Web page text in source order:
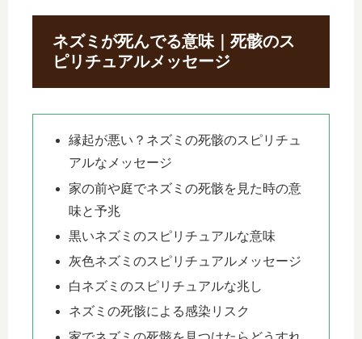
ネズミが死んでる意味｜死骸のス
ピリチュアルメッセージ
縁起が悪い？ネズミの死骸のスピリチュ
アルなメッセージ
家の前や庭でネズミの死骸を見た時の意
味と予兆
黒いネズミのスピリチュアルな意味
灰色ネズミのスピリチュアルメッセージ
白ネズミのスピリチュアルな兆し
ネズミの死骸による感染リスク